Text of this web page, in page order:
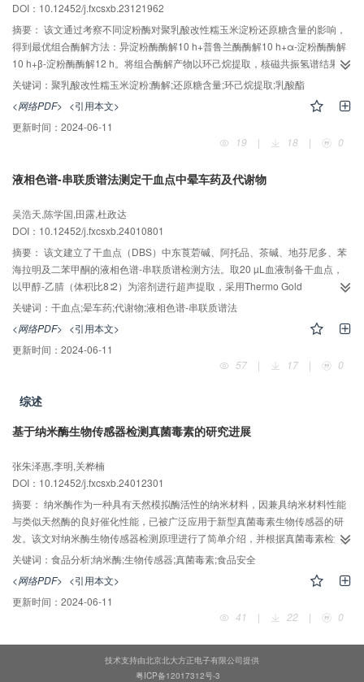
DOI：10.12452/j.fxcsxb.23121962
摘要： 该文通过考察不同淀粉酶对聚乳酸改性糯玉米淀粉还原糖含量的影响，
得到最优组合酶解方法：异淀粉酶酶解10 h+普鲁兰酶酶解10 h+α-淀粉酶酶解
10 h+β-淀粉酶酶解12 h。将组合酶解产物以环己烷提取，核磁共振氢谱结果表
明，含有乳酸基团的碳水化合物能被有效提取富集，且与未取代的碳水化合物
实现分离；质谱分析证明，聚乳酸改性糯玉米淀粉主要由乳酸酯和二聚乳酸酯
所构成。该研究探索建立了有效的分离和解析方法，促进了对淀粉酯精细结构
的科学认识。
关键词： 聚乳酸改性糯玉米淀粉;酶解;还原糖含量;环己烷提取;乳酸酯
<网络PDF> <引用本文>
更新时间： 2024-06-11
19
| 18 | 0
液相色谱-串联质谱法测定干血点中晕车药及代谢物
吴浩天,陈学国,田露,杜政达
DOI：10.12452/j.fxcsxb.24010801
摘要： 该文建立了干血点（DBS）中东莨菪碱、阿托品、茶碱、地芬尼多、苯
海拉明及二苯甲酮的液相色谱-串联质谱检测方法。取20 µL血液制备干血点，
以甲醇-乙腈（体积比8∶2）为溶剂进行超声提取，采用Thermo Gold
ODS（150 mm×2.1 mm，5 µm）色谱柱进行分离，以甲醇-5 mmol/L乙酸铵溶
液（含0.2%冰乙酸，pH 4.0）为流动相梯度洗脱，在正离子电离方式下采用多
反应监测模式进行测定，以外标法定量。结果表明：干血点中6种目标物在一定
的质量浓度范围内线性关系良好，相关系数（r
～30 ng/mL，定量下限为10～100 ng/mL；在低、中、高3个加标水平下，6种
该方法操作简便、快捷，准确度和灵敏度高，已成功应用于1例地芬尼多中毒者
的检测，为晕车药中毒案例的测定提供了新方法。
关键词： 干血点;晕车药;代谢物;液相色谱-串联质谱法
<网络PDF> <引用本文>
更新时间： 2024-06-11
57
| 17 | 0
综述
基于纳米酶生物传感器检测真菌毒素的研究进展
张朱泽惠,李明,关桦楠
DOI：10.12452/j.fxcsxb.24012301
摘要： 纳米酶作为一种具有天然模拟酶活性的纳米材料，因兼具纳米材料性能
与类似天然酶的良好催化性能，已被广泛应用于新型真菌毒素生物传感器的研
发。该文对纳米酶生物传感器检测原理进行了简单介绍，并根据真菌毒素检测
机理进行分类，综述了近年比色、荧光和电化学纳米酶生物传感器在真菌毒素
检测方面的研究进展，讨论并比较了上述3类纳米酶生物传感器在真菌毒素检测
中的优势。最后，针对目前存在的问题和发展前景进行了展望。
关键词： 食品分析;纳米酶;生物传感器;真菌毒素;食品安全
<网络PDF> <引用本文>
更新时间： 2024-06-11
41
| 22 | 0
技术支持由北京北大方正电子有限公司提供
粤ICP备12017312号-3